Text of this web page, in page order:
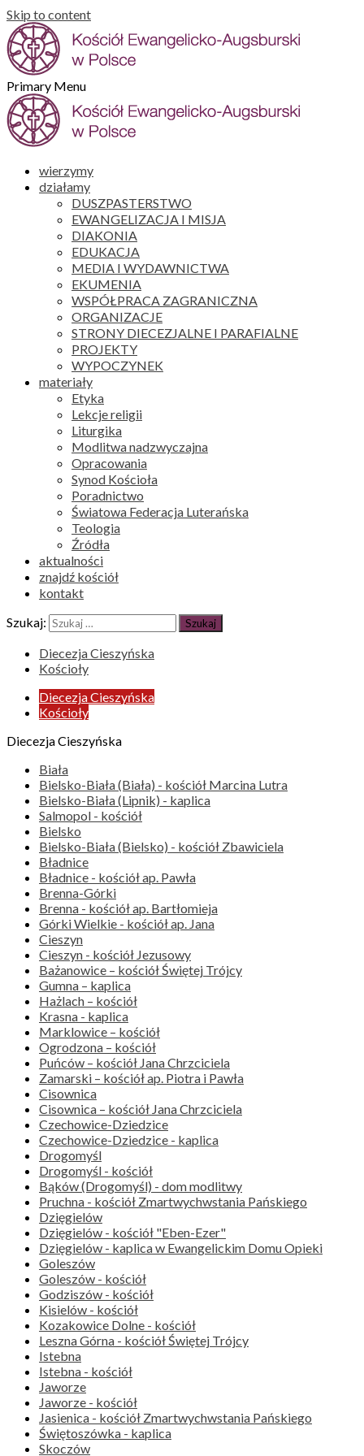
Skip to content
Primary Menu
wierzymy
działamy
DUSZPASTERSTWO
EWANGELIZACJA I MISJA
DIAKONIA
EDUKACJA
MEDIA I WYDAWNICTWA
EKUMENIA
WSPÓŁPRACA ZAGRANICZNA
ORGANIZACJE
STRONY DIECEZJALNE I PARAFIALNE
PROJEKTY
WYPOCZYNEK
materiały
Etyka
Lekcje religii
Liturgika
Modlitwa nadzwyczajna
Opracowania
Synod Kościoła
Poradnictwo
Światowa Federacja Luterańska
Teologia
Źródła
aktualności
znajdź kościół
kontakt
Szukaj:
Diecezja Cieszyńska
Kościoły
Diecezja Cieszyńska
Kościoły
Diecezja Cieszyńska
Biała
Bielsko-Biała (Biała) - kościół Marcina Lutra
Bielsko-Biała (Lipnik) - kaplica
Salmopol - kościół
Bielsko
Bielsko-Biała (Bielsko) - kościół Zbawiciela
Bładnice
Bładnice - kościół ap. Pawła
Brenna-Górki
Brenna - kościół ap. Bartłomieja
Górki Wielkie - kościół ap. Jana
Cieszyn
Cieszyn - kościół Jezusowy
Bażanowice – kościół Świętej Trójcy
Gumna – kaplica
Hażlach – kościół
Krasna - kaplica
Marklowice – kościół
Ogrodzona – kościół
Puńców – kościół Jana Chrzciciela
Zamarski – kościół ap. Piotra i Pawła
Cisownica
Cisownica – kościół Jana Chrzciciela
Czechowice-Dziedzice
Czechowice-Dziedzice - kaplica
Drogomyśl
Drogomyśl - kościół
Bąków (Drogomyśl) - dom modlitwy
Pruchna - kościół Zmartwychwstania Pańskiego
Dzięgielów
Dzięgielów - kościół "Eben-Ezer"
Dzięgielów - kaplica w Ewangelickim Domu Opieki
Goleszów
Goleszów - kościół
Godziszów - kościół
Kisielów - kościół
Kozakowice Dolne - kościół
Leszna Górna - kościół Świętej Trójcy
Istebna
Istebna - kościół
Jaworze
Jaworze - kościół
Jasienica - kościół Zmartwychwstania Pańskiego
Świętoszówka - kaplica
Skoczów